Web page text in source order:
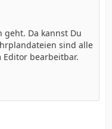
Da kannst Du
sind alle
Editor bearbeitbar.